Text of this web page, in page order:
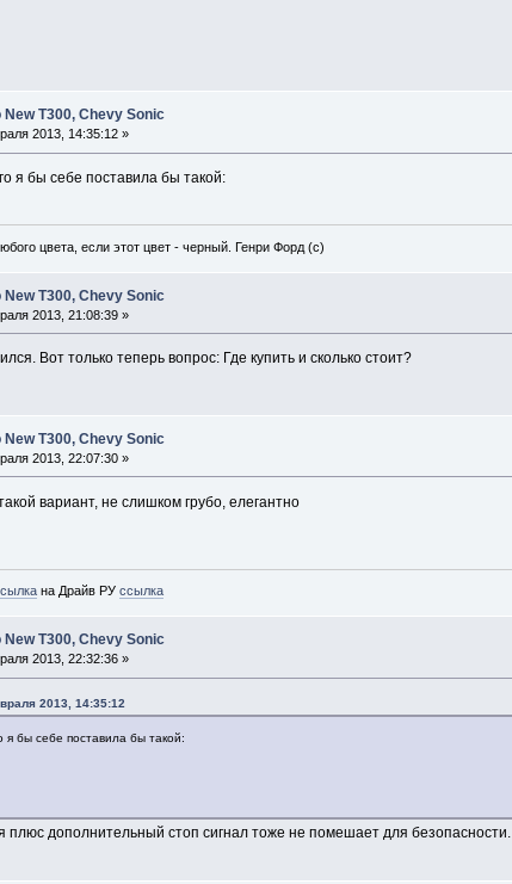
T300, Chevy Sonic
2013, 14:35:12 »
я бы себе поставила бы такой:
цвета, если этот цвет - черный. Генри Форд (с)
T300, Chevy Sonic
2013, 21:08:39 »
Вот только теперь вопрос: Где купить и сколько стоит?
T300, Chevy Sonic
2013, 22:07:30 »
вариант, не слишком грубо, елегантно
на Драйв РУссылка
T300, Chevy Sonic
2013, 22:32:36 »
2013, 14:35:12
я бы себе поставила бы такой:
плюс дополнительный стоп сигнал тоже не помешает для безопасности.